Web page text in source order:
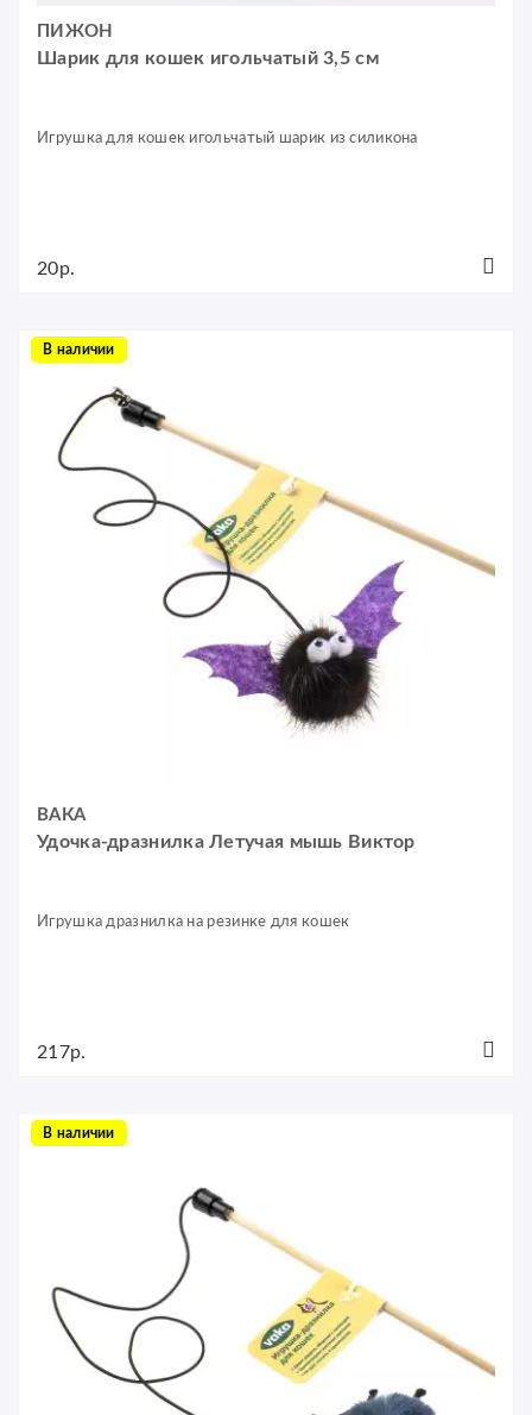
ПИЖОН
Шарик для кошек игольчатый 3,5 см
Игрушка для кошек игольчатый шарик из силикона
20р.
В наличии
ВАКА
Удочка-дразнилка Летучая мышь Виктор
Игрушка дразнилка на резинке для кошек
217р.
В наличии